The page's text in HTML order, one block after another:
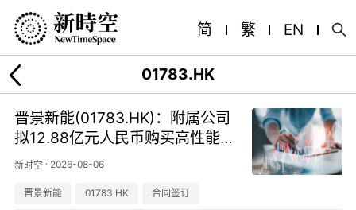
简 繁 EN
01783.HK
晋景新能(01783.HK)：附属公司
拟12.88亿元人民币购买高性能服
务器，构成主要交易
新时空 · 2026-08-06
晋景新能 01783.HK 合同签订